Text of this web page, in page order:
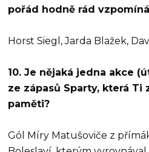
pořád hodně rád
Horst Siegl, Jarda Blažek,
10. Je nějaká jedna akce
ze zápasů Sparty, která Ti
paměti?
Gól Míry Matušoviče z